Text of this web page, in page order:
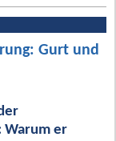
Gurt und
Warum er